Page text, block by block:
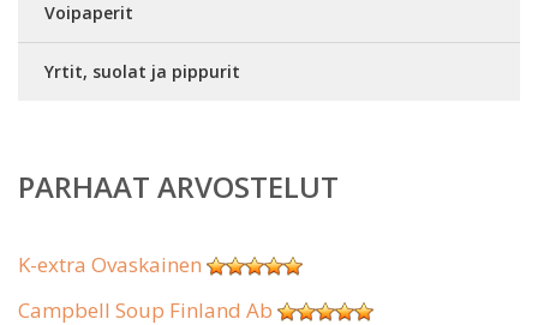
Voipaperit
Yrtit, suolat ja pippurit
PARHAAT ARVOSTELUT
K-extra Ovaskainen
Campbell Soup Finland Ab